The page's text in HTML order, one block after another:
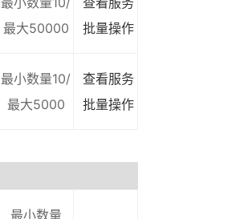
最大50000
批量操作
最小数量10/
最大5000
查看服务
批量操作
最小数量